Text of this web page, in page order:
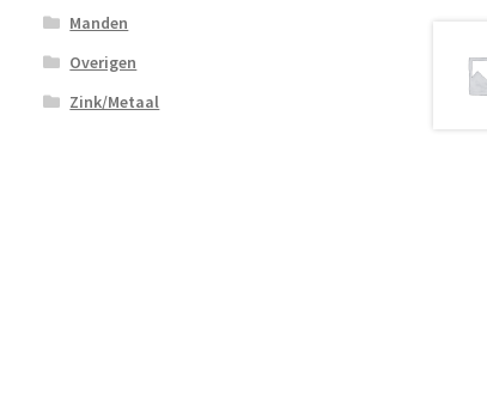
Manden
Overigen
Zink/Metaal